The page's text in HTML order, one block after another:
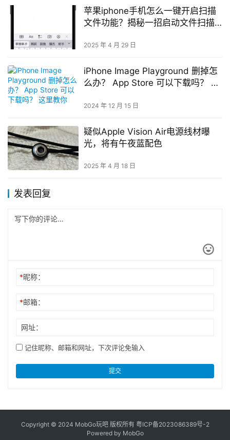
苹果iphone手机怎么一键开启扫描
文件功能？揭秘一招启动文件扫描
2025 年 4 月 29 日
iPhone Image Playground 删掉怎
么办？ App Store 可以下载吗？ 这
2024 年 12 月 15 日
疑似Apple Vision Air电源线材曝
光，将有午夜蓝配色
2025 年 4 月 18 日
发表回复
*昵称：
*邮箱：
网址：
记住昵称、邮箱和网址，下次评论免输入
提交
Copyright © 2024 MobGo玩吧 版权所有 粤ICP备2023086389号-2
Powered by MobGo